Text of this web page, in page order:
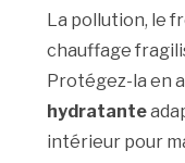
La pollution, le
chauffage
Protégez-la en
hydratante
intérieur pour